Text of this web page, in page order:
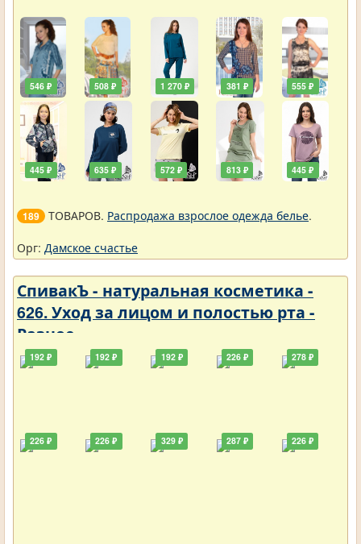
546 ₽
445 ₽
508 ₽
635 ₽
1 270 ₽
572 ₽
381 ₽
813 ₽
555 ₽
445 ₽
189 ТОВАРОВ. Распродажа взрослое одежда белье.
Орг: Дамское счастье
СпивакЪ - натуральная косметика -
626. Уход за лицом и полостью рта -
Разное
192 ₽
226 ₽
192 ₽
226 ₽
192 ₽
329 ₽
226 ₽
287 ₽
278 ₽
226 ₽